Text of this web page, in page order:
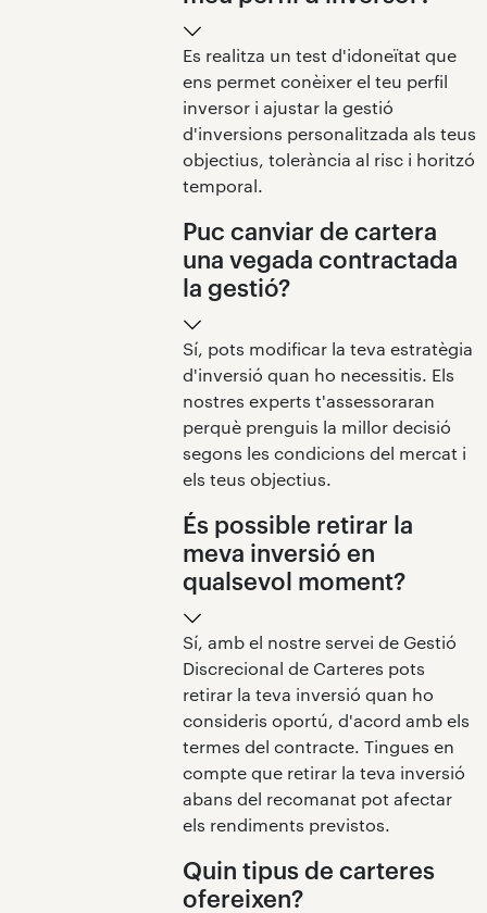
Es realitza un test d'idoneïtat que
ens permet conèixer el teu perfil
inversor i ajustar la gestió
d'inversions personalitzada als teus
objectius, tolerància al risc i horitzó
temporal.
Puc canviar de cartera
una vegada contractada
la gestió?
Sí, pots modificar la teva estratègia
d'inversió quan ho necessitis. Els
nostres experts t'assessoraran
perquè prenguis la millor decisió
segons les condicions del mercat i
els teus objectius.
És possible retirar la
meva inversió en
qualsevol moment?
Sí, amb el nostre servei de Gestió
Discrecional de Carteres pots
retirar la teva inversió quan ho
consideris oportú, d'acord amb els
termes del contracte. Tingues en
compte que retirar la teva inversió
abans del recomanat pot afectar
els rendiments previstos.
Quin tipus de carteres
ofereixen?